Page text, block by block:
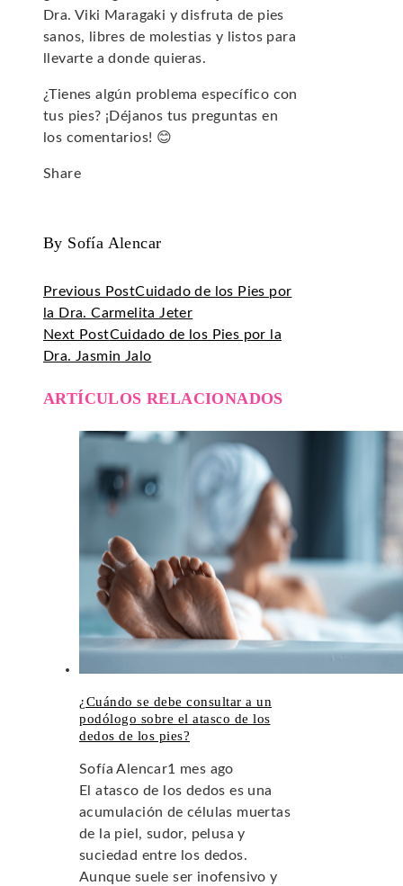
Dra. Viki Maragaki y disfruta de pies
sanos, libres de molestias y listos para
llevarte a donde quieras.
¿Tienes algún problema específico con
tus pies? ¡Déjanos tus preguntas en
los comentarios! 😊
Share
By Sofía Alencar
Previous PostCuidado de los Pies por
la Dra. Carmelita Jeter
Next PostCuidado de los Pies por la
Dra. Jasmin Jalo
ARTÍCULOS RELACIONADOS
¿Cuándo se debe consultar a un
podólogo sobre el atasco de los
dedos de los pies?
Sofía Alencar1 mes ago
El atasco de los dedos es una
acumulación de células muertas
de la piel, sudor, pelusa y
suciedad entre los dedos.
Aunque suele ser inofensivo y